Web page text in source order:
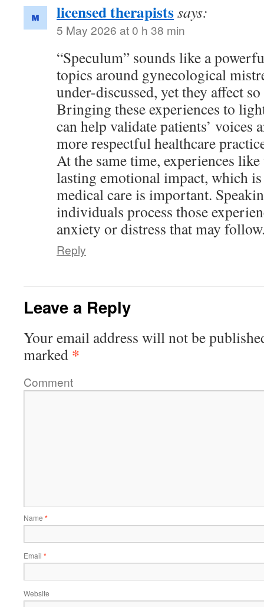
licensed therapistssays:
5 May 2026 at 0 h 38 min
“Speculum” sounds like a
topics around gynecological
under-discussed, yet they affect
Bringing these experiences to
can help validate patients’ voices
more respectful healthcare
At the same time, experiences like
lasting emotional impact, which
medical care is important.
individuals process those
anxiety or distress that may
Reply
Leave a Reply
Your email address will not be
marked *
Comment
Name *
Email *
Website